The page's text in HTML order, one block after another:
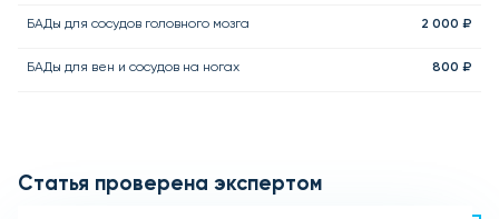
БАДы для сосудов головного мозга 2 000 ₽
БАДы для вен и сосудов на ногах 800 ₽
Статья проверена экспертом